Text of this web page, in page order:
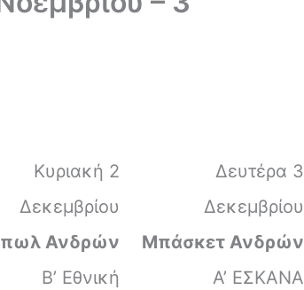
Κυριακή 2
Δεκεμβρίου
Δευτέρα 3
Δεκεμβρίου
Ανδρών
Μπάσκετ Ανδρών
Β’ Εθνική
Α’ ΕΣΚΑΝΑ